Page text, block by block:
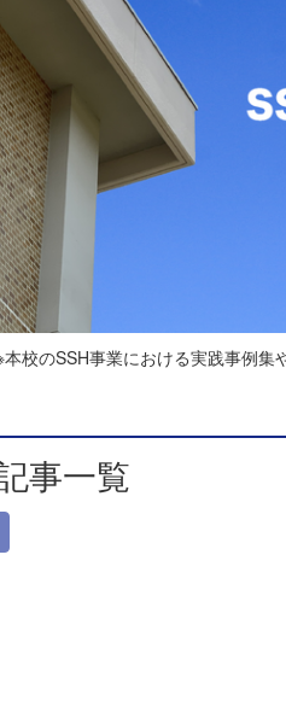
本校のSSH事業における実践事例集
事一覧